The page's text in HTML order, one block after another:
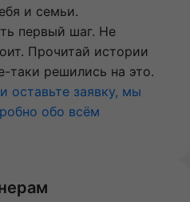
и семьи.
первый шаг. Не
Прочитай истории
таки решились на это.
оставьте заявку, мы
обо всём